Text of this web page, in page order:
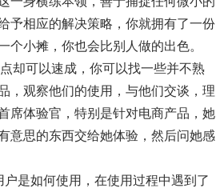
予相应的解决策略，你就拥有了一份
小摊，你也会比别人做的出色。
却可以速成，你可以找一些并不熟
，观察他们的使用，与他们交谈，理
席体验官，特别是针对电商产品，她
意思的东西交给她体验，然后问她感
是如何使用，在使用过程中遇到了